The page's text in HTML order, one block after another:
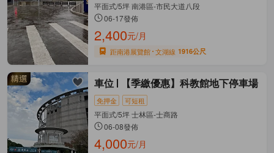
平面式/5坪 南港區-市民大道八段
06-17發佈
2,400元/月
距南港展覽館 文湖線 1916公尺
車位 【季繳優惠】科教館地下停車場
免押金 可短租
平面式/5坪 士林區-士商路
06-08發佈
4,000元/月